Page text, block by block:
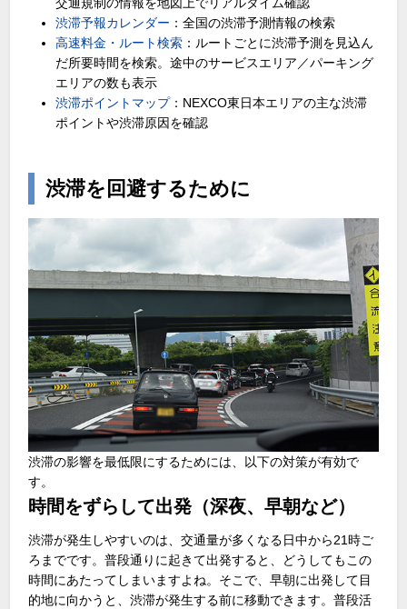
渋滞予報カレンダー ：全国の渋滞予測情報の検索
高速料金・ルート検索 ：ルートごとに渋滞予測を見込ん
だ所要時間を検索。途中のサービスエリア／パーキング
エリアの数も表示
渋滞ポイントマップ：NEXCO東日本エリアの主な渋滞
ポイントや渋滞原因を確認
渋滞を回避するために
渋滞の影響を最低限にするためには、以下の対策が有効で
す。
時間をずらして出発（深夜、早朝など）
渋滞が発生しやすいのは、交通量が多くなる日中から21時ご
ろまでです。普段通りに起きて出発すると、どうしてもこの
時間にあたってしまいますよね。そこで、早朝に出発して目
的地に向かうと、渋滞が発生する前に移動できます。普段活